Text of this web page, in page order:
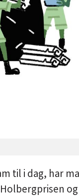
til i dag, har